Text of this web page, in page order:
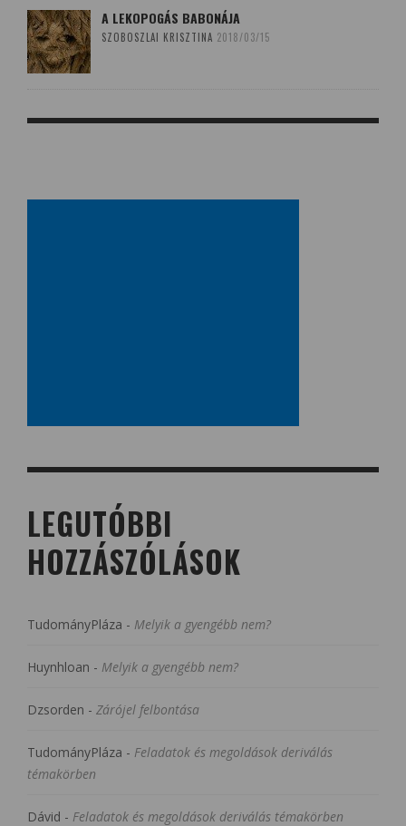
A LEKOPOGÁS BABONÁJA
SZOBOSZLAI KRISZTINA 2018/03/15
LEGUTÓBBI
HOZZÁSZÓLÁSOK
TudományPláza - Melyik a gyengébb nem?
Huynhloan - Melyik a gyengébb nem?
Dzsorden - Zárójel felbontása
TudományPláza - Feladatok és megoldások deriválás
témakörben
Dávid - Feladatok és megoldások deriválás témakörben